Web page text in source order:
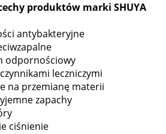
produktów marki SHUYA
antybakteryjne
odpornościowy
leczniczymi
na przemianę materii
zapachy
ciśnienie